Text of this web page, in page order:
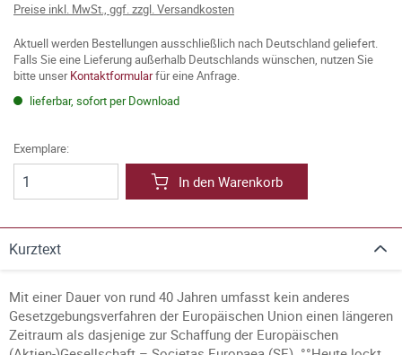
Preise inkl. MwSt., ggf. zzgl. Versandkosten
Aktuell werden Bestellungen ausschließlich nach Deutschland geliefert.
Falls Sie eine Lieferung außerhalb Deutschlands wünschen, nutzen Sie
bitte unserKontaktformularfür eine Anfrage.
lieferbar, sofort per Download
Exemplare:
In den Warenkorb
Kurztext
Mit einer Dauer von rund 40 Jahren umfasst kein anderes
Gesetzgebungsverfahren der Europäischen Union einen längeren
Zeitraum als dasjenige zur Schaffung der Europäischen